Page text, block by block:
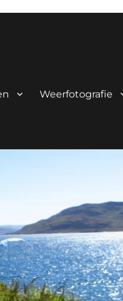
Weerfotografie